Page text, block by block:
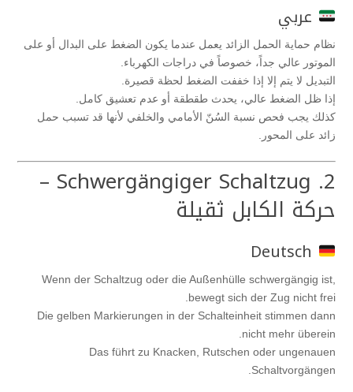
عربي
نظام حماية الحمل الزائد يعمل عندما يكون الضغط على البدال أو على
الموتور عالي جداً، خصوصاً في دراجات الكهرباء.
التبديل لا يتم إلا إذا خففت الضغط لحظة قصيرة.
إذا ظل الضغط عالي، يحدث طقطقة أو عدم تعشيق كامل.
كذلك يجب فحص نسبة السُنّ الأمامي والخلفي لأنها قد تسبب حمل
زائد على المحور.
2. Schwergängiger Schaltzug –
حركة الكابل ثقيلة
Wenn der Schaltzug oder die Außenhülle schwergängig ist,
bewegt sich der Zug nicht frei.
Die gelben Markierungen in der Schalteinheit stimmen dann
nicht mehr überein.
Das führt zu Knacken, Rutschen oder ungenauen
Schaltvorgängen.